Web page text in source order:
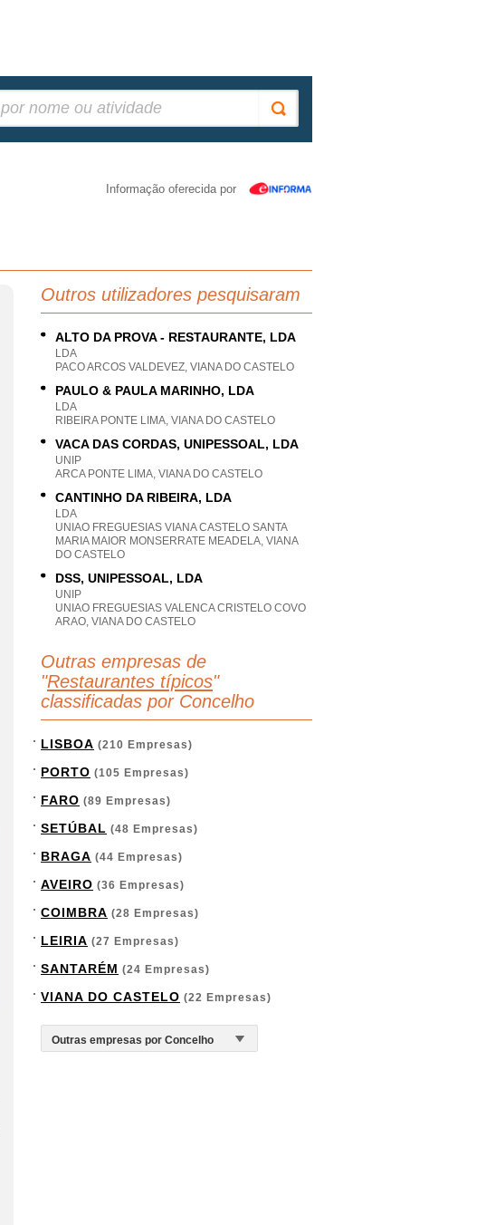
Informação oferecida por
Outros utilizadores pesquisaram
ALTO DA PROVA - RESTAURANTE, LDA
LDA
PACO ARCOS VALDEVEZ, VIANA DO CASTELO
PAULO & PAULA MARINHO, LDA
LDA
RIBEIRA PONTE LIMA, VIANA DO CASTELO
VACA DAS CORDAS, UNIPESSOAL, LDA
UNIP
ARCA PONTE LIMA, VIANA DO CASTELO
CANTINHO DA RIBEIRA, LDA
LDA
UNIAO FREGUESIAS VIANA CASTELO SANTA
MARIA MAIOR MONSERRATE MEADELA, VIANA
DO CASTELO
DSS, UNIPESSOAL, LDA
UNIP
UNIAO FREGUESIAS VALENCA CRISTELO COVO
ARAO, VIANA DO CASTELO
Outras empresas de
"Restaurantes típicos"
classificadas por Concelho
LISBOA (210 Empresas)
PORTO (105 Empresas)
FARO (89 Empresas)
SETÚBAL (48 Empresas)
BRAGA (44 Empresas)
AVEIRO (36 Empresas)
COIMBRA (28 Empresas)
LEIRIA (27 Empresas)
SANTARÉM (24 Empresas)
VIANA DO CASTELO (22 Empresas)